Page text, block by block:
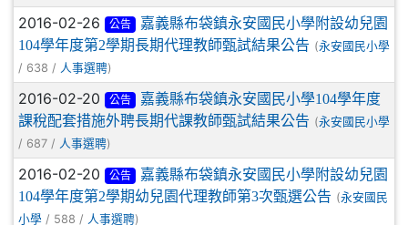
2016-02-26 公告
嘉義縣布袋鎮永安國民小學附設幼兒園
104學年度第2學期長期代理教師甄試結果公告 (永安國民小學
/ 638 / 人事選聘)
2016-02-20 公告
嘉義縣布袋鎮永安國民小學104學年度
課稅配套措施外聘長期代課教師甄試結果公告 (永安國民小學
/ 687 / 人事選聘)
2016-02-20 公告
嘉義縣布袋鎮永安國民小學附設幼兒園
104學年度第2學期幼兒園代理教師第3次甄選公告 (永安國民
小學 / 588 / 人事選聘)